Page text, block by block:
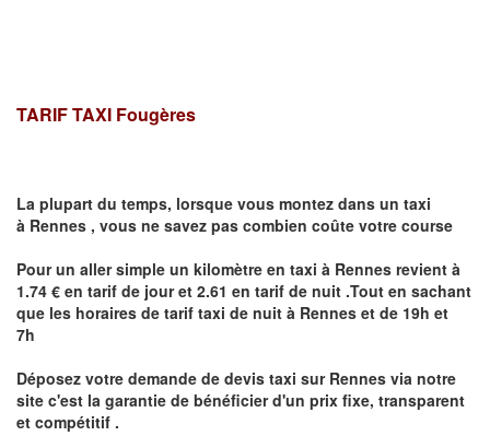
TARIF TAXI Fougères
La plupart du temps, lorsque vous montez dans un taxi
à Rennes , vous ne savez pas combien coûte votre course
Pour un aller simple un kilomètre en taxi à Rennes revient à
1.74 € en tarif de jour et 2.61 en tarif de nuit .Tout en sachant
que les horaires de tarif taxi de nuit à Rennes et de 19h et
7h
Déposez votre demande de devis taxi sur Rennes via notre
site c'est la garantie de bénéficier d'un prix fixe, transparent
et compétitif .